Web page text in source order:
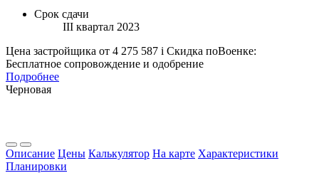
Срок сдачи
III квартал 2023
Цена застройщика от 4 275 587 i Скидка поВоенке:
Бесплатное сопровождение и одобрение
Подробнее
Черновая
Описание Цены Калькулятор На карте Характеристики
Планировки